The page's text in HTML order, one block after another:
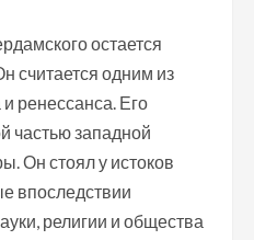
остается
считается одним из
ренессанса. Его
частью западной
Он стоял у истоков
впоследствии
религии и общества